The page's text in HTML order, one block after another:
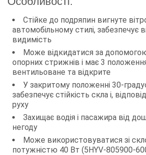
Стійке до подряпин вигнуте
автомобільному стилі, забезпечує
видимість
Може відкидатися за
опорних стрижнів і має 3
вентильоване та відкрите
У закритому положенні 30-
забезпечує стійкість скла і,
руху
Захищає водія і пасажира від
негоду
Може використовуватися зі
потужністю 40 Вт (5HYV-805900-